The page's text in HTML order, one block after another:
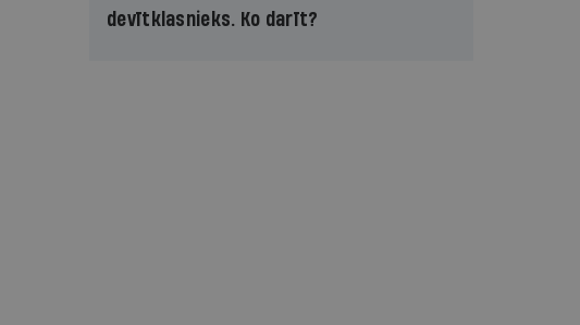
devītklasnieks. Ko darīt?